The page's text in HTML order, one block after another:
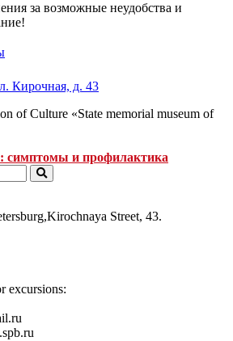
за возможные неудобства и
Кирочная, д. 43
of Culture «State memorial museum of
симптомы и профилактика
Street, 43.
excursions: